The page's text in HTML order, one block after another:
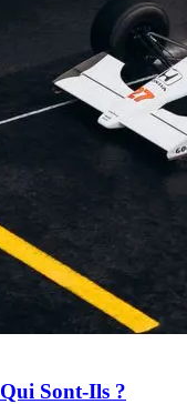
Sont-Ils ?